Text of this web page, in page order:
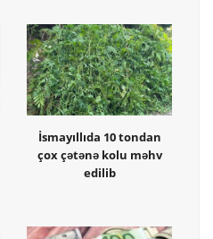
İsmayıllıda 10 tondan
çox çətənə kolu məhv
edilib